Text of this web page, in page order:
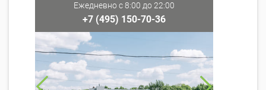
Ежедневно с 8:00 до 22:00
+7 (495) 150-70-36